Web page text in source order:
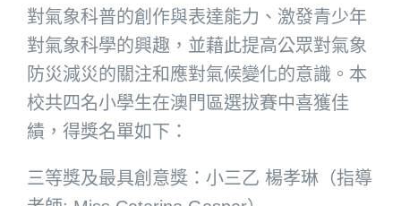
對氣象科普的創作與表達能力、激發青少年
對氣象科學的興趣，並藉此提高公眾對氣象
防災減災的關注和應對氣候變化的意識。本
校共四名小學生在澳門區選拔賽中喜獲佳
績，得獎名單如下：
三等獎及最具創意獎：小三乙 楊孝琳（指導